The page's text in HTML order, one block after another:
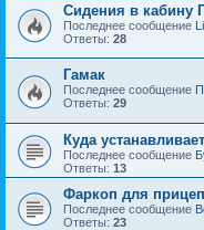
Сидения в кабину
Последнее сообщение
Ответы: 28
Гамак
Последнее сообщение
Ответы: 29
Куда
Последнее сообщение
Ответы: 13
Фаркоп для
Последнее сообщение
Ответы: 23